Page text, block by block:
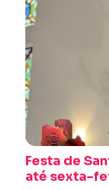
Festa de
até sexta-